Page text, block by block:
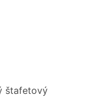
štafetový